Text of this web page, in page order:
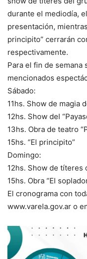
durante el mediodía,
presentación,
principito” cerrarán
respectivamente.
Para el fin de
mencionados
Sábado:
11hs. Show de magia
12hs. Show del
13hs. Obra de teatro
15hs. “El principito”
Domingo:
12hs. Show de títeres
15hs. Obra “El
El cronograma con
www.varela.gov.ar o